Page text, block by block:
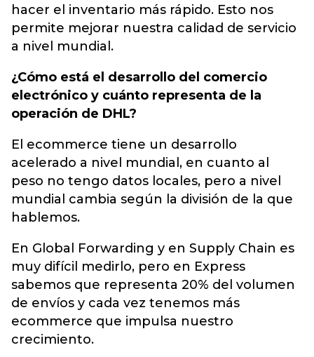
hacer el inventario más rápido. Esto nos
permite mejorar nuestra calidad de servicio
a nivel mundial.
¿Cómo está el desarrollo del comercio
electrónico y cuánto representa de la
operación de DHL?
El ecommerce tiene un desarrollo
acelerado a nivel mundial, en cuanto al
peso no tengo datos locales, pero a nivel
mundial cambia según la división de la que
hablemos.
En Global Forwarding y en Supply Chain es
muy difícil medirlo, pero en Express
sabemos que representa 20% del volumen
de envíos y cada vez tenemos más
ecommerce que impulsa nuestro
crecimiento.